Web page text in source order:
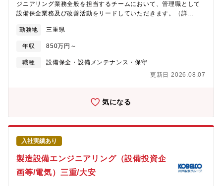
ジニアリング業務全般を担当するチームにおいて、管理職として
設備保全業務及び改善活動をリードしていただきます。（詳
レス機、加熱炉、レーザー加工機、溶接設備など生産設備の予防
保全、事後保全・新規設備設置、既存設備移動の実行、管理・10
名程度のチームメンバーのマネジメントと技術指導・課全体の予
実算管理【部署】保全課
勤務地 三重県
年収 850万円～
職種
設備保全・設備メンテナンス・保守
更新日 2026.08.07
気になる
入社実績あり
製造設備エンジニアリング（設備投資企
画等/電気）三重/大安